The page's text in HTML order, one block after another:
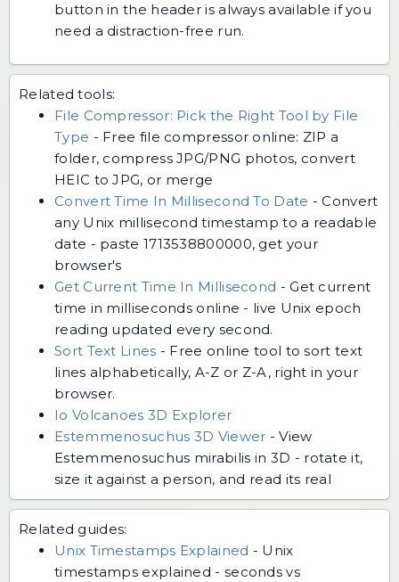
button in the header is always available if you
need a distraction-free run.
Related tools:
File Compressor: Pick the Right Tool by File
Type - Free file compressor online: ZIP a
folder, compress JPG/PNG photos, convert
HEIC to JPG, or merge
Convert Time In Millisecond To Date -Convert
any Unix millisecond timestamp to a readable
date - paste 1713538800000, get your
browser's
Get Current Time In Millisecond -Get current
time in milliseconds online - live Unix epoch
reading updated every second.
Sort Text Lines - Free online tool to sort text
lines alphabetically, A-Z or Z-A, right in your
browser.
Io Volcanoes 3D Explorer
Estemmenosuchus 3D Viewer -View
Estemmenosuchus mirabilis in 3D - rotate it,
size it against a person, and read its real
Related guides:
Unix Timestamps Explained - Unix
timestamps explained - seconds vs